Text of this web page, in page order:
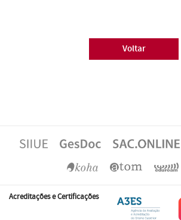
Voltar
Acreditações e Certificações